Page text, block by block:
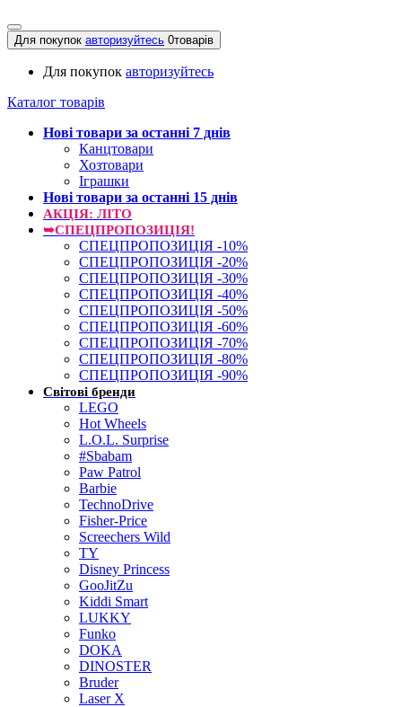
Для покупок авторизуйтесь 0товарів
Для покупок авторизуйтесь
Каталог товарів
Нові товари за останнi 7 днiв
Канцтовари
Хозтовари
Іграшки
Нові товари за останнi 15 днiв
АКЦІЯ: ЛІТО
➥СПЕЦПРОПОЗИЦІЯ!
СПЕЦПРОПОЗИЦІЯ -10%
СПЕЦПРОПОЗИЦІЯ -20%
СПЕЦПРОПОЗИЦІЯ -30%
СПЕЦПРОПОЗИЦІЯ -40%
СПЕЦПРОПОЗИЦІЯ -50%
СПЕЦПРОПОЗИЦІЯ -60%
СПЕЦПРОПОЗИЦІЯ -70%
СПЕЦПРОПОЗИЦІЯ -80%
СПЕЦПРОПОЗИЦІЯ -90%
Світові бренди
LEGO
Hot Wheels
L.O.L. Surprise
#Sbabam
Paw Patrol
Barbie
TechnoDrive
Fisher-Price
Screechers Wild
TY
Disney Princess
GooJitZu
Kiddi Smart
LUKKY
Funko
DOKA
DINOSTER
Bruder
Laser X